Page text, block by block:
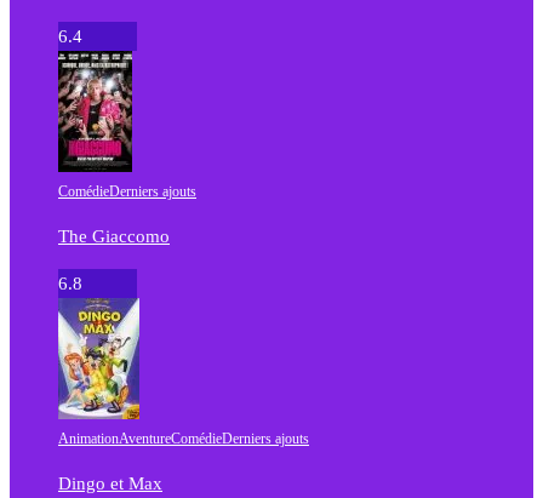
6.4
ComédieDerniers ajouts
The Giaccomo
6.8
AnimationAventureComédieDerniers ajouts
Dingo et Max